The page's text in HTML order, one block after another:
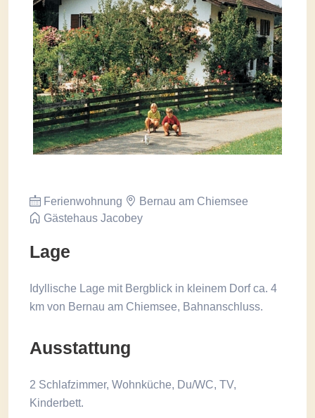
Ferienwohnung
Bernau am Chiemsee
Gästehaus Jacobey
Lage
Idyllische Lage mit Bergblick in kleinem Dorf ca. 4
km von Bernau am Chiemsee, Bahnanschluss.
Ausstattung
2 Schlafzimmer, Wohnküche, Du/WC, TV,
Kinderbett.